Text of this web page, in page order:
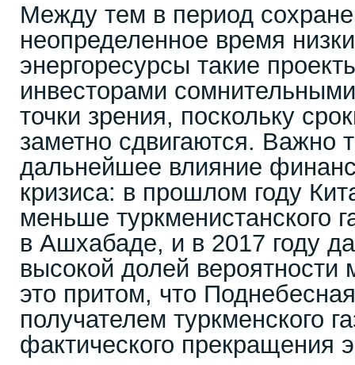
Между тем в период
неопределенное время
энергоресурсы такие
инвесторами
точки зрения, поскольку
заметно сдвигаются. Важно
дальнейшее влияние
кризиса: в прошлом году
меньше туркменистанского
в Ашхабаде, и в 2017 году
высокой долей вероятности
это притом, что
получателем туркменского
фактического прекращения